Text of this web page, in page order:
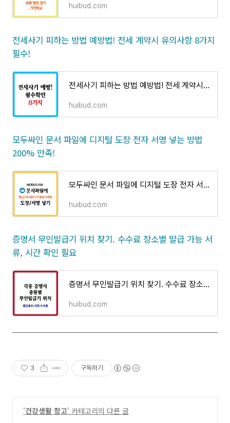
huibud.com
전세사기 피하는 방법 예방법! 전세 계약시 유의사항 8가지
필수!
전세사기 피하는 방법 예방법! 전세 계약시 유의사항 8가지 필수!
huibud.com
모두싸인 문서 파일에 디지털 도장 전자 서명 넣는 방법
200% 만족!
모두싸인 문서 파일에 디지털 도장 전자 서명 넣는 방법 200% 만족!
huibud.com
증명서 무인발급기 위치 찾기. 수수료 장소별 발급 가능 서
류, 시간 확인 필요
증명서 무인발급기 위치 찾기. 수수료 장소별 발급 가능 서류, 시간 확인 필요
huibud.com
3 구독하기
'건강생활 창고' 카테고리의 다른 글